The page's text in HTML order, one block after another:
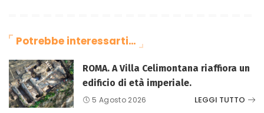
Potrebbe interessarti…
ROMA. A Villa Celimontana riaffiora un
edificio di età imperiale.
5 Agosto 2026 LEGGI TUTTO